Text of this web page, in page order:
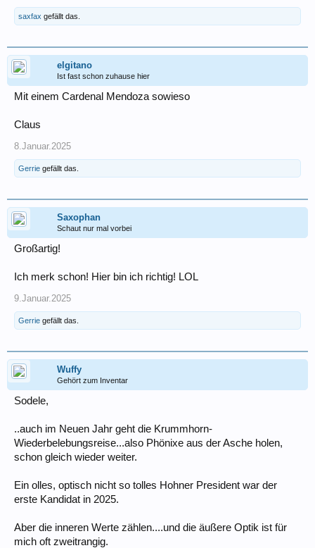
saxfax gefällt das.
elgitano
Ist fast schon zuhause hier
Mit einem Cardenal Mendoza sowieso
Claus
8.Januar.2025
Gerrie gefällt das.
Saxophan
Schaut nur mal vorbei
Großartig!
Ich merk schon! Hier bin ich richtig! LOL
9.Januar.2025
Gerrie gefällt das.
Wuffy
Gehört zum Inventar
Sodele,
..auch im Neuen Jahr geht die Krummhorn-
Wiederbelebungsreise...also Phönixe aus der Asche holen,
schon gleich wieder weiter.
Ein olles, optisch nicht so tolles Hohner President war der
erste Kandidat in 2025.
Aber die inneren Werte zählen....und die äußere Optik ist für
mich oft zweitrangig.